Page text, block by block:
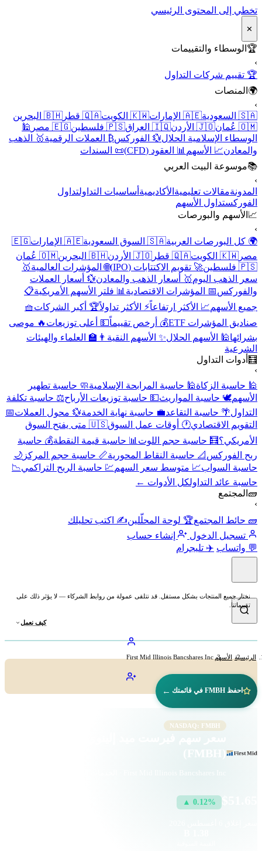
تخطي إلى المحتوى الرئيسي
✕
🏆الوسطاء والتقييمات
🏆 تقييم شركات التداول
🌍المنصات
🇸🇦 السعودية
🇦🇪 الإمارات 🇰🇼 الكويت 🇶🇦 قطر
🇧🇭 البحرين
🇴🇲 عُمان
🇯🇴 الأردن 🇮🇶 العراق 🇵🇸 فلسطين 🇪🇬 مصر
🕌
الوسطاء الإسلامية الحلال 💱 الفوركس ₿ العملات الرقمية🥇 الذهب
والمعادن📈 الأسهم📊 العقود (CFD)
📜 السندات
📚موسوعة البيت العربي
المدونةمقالات تعليميةالأكاديميةأساسيات التداولتداول
الفوركستداول الأسهم
📈الأسهم والبورصات
🌍 كل البورصات العربية🇸🇦 السوق السعودية 🇦🇪 الإمارات
🇪🇬
مصر 🇰🇼 الكويت 🇶🇦 قطر 🇯🇴 الأردن 🇧🇭 البحرين
🇴🇲 عُمان
🇵🇸 فلسطين
🚀 تقويم الاكتتابات (IPO) 🌐 المؤشرات العالمية🥇
سعر الذهب اليوم🥇 أسعار الذهب والمعادن💱 أسعار العملات
والفوركس 📅 المؤشرات الاقتصادية📊 فلتر الأسهم الأمريكية📋
جميع الأسهم📈 الأكثر ارتفاعاً⚡ الأكثر تداولاً🏆 أكبر الشركات🧺
صناديق المؤشرات ETF
💰 أرخص تقييماً💵 أعلى توزيعات🔥 موصى
بشرائها🕌 الأسهم الحلال ✨ الأسهم النقية👨‍🏫 العلماء والهيئات
الشرعية
🧮أدوات التداول
🕌 حاسبة الزكاة🕌 حاسبة المرابحة الإسلامية🧼 حاسبة تطهير
الأسهم🕊️ حاسبة المواريث💵 حاسبة توزيعات الأرباح⚖️ حاسبة تكلفة
التداول 🌴 حاسبة التقاعد💼 حاسبة نهاية الخدمة💱 محول العملات📅
التقويم الاقتصادي🕐 أوقات عمل السوق
🇺🇸 متى يفتح السوق
الأمريكي؟🧮 حاسبة حجم اللوت📊 حاسبة قيمة النقطة💰 حاسبة
ربح الفوركس 📐 حاسبة النقاط المحورية📏 حاسبة حجم المركز 🌙
حاسبة السواب📈 متوسط سعر السهم💹 حاسبة الربح التراكمي 📉
حاسبة عائد التداولكل الأدوات ←
🧱المجتمع
🧱 حائط المجتمع🏆 لوحة المحلّلين✍️ اكتب تحليلك
تسجيل الدخول
إنشاء حساب
💬 واتساب ✈️ تليجرام
نختار جميع المنتجات بشكل مستقل. قد نتلقى عمولة من روابط الشركاء — لا يؤثر ذلك على
تقييماتنا.
كيف نعمل
الرئيسية الأسهم First Mid Illinois Bancshares Inc
احفظ FMBH في قائمتك ←
NASDAQ: FMBH
(FMBH)
First Mid Illinois Bancshares Inc · الخدمات المالية · ناسداك
▲ 0.12%